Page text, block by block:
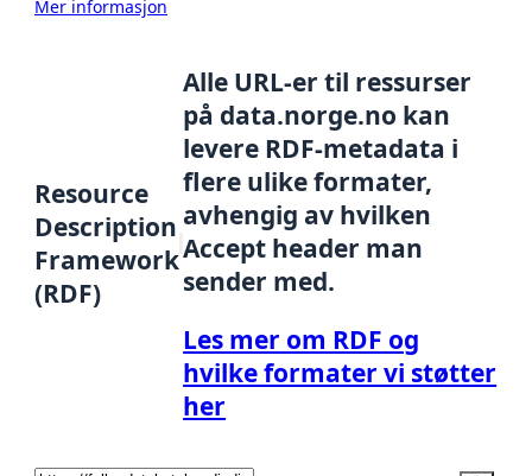
Mer informasjon
Resource
Description
Framework
(RDF)
Alle URL-er til ressurser
på data.norge.no kan
levere RDF-metadata i
flere ulike formater,
avhengig av hvilken
Accept header man
sender med.
Les mer om RDF og
hvilke formater vi støtter
her